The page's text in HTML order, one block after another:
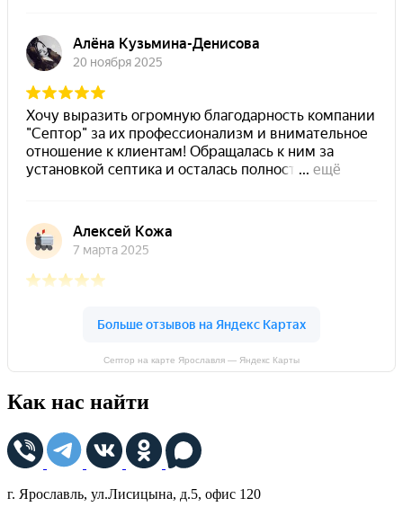
Септор на карте Ярославля — Яндекс Карты
Как нас найти
г. Ярославль, ул.Лисицына, д.5, офис 120